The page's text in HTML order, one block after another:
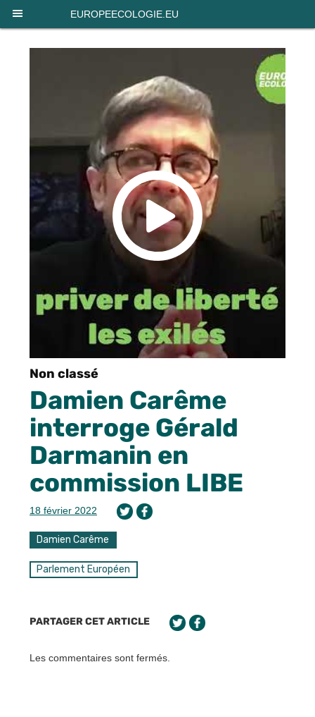
EUROPEECOLOGIE.EU
Non classé
Damien Carême
interroge Gérald
Darmanin en
commission LIBE
18 février 2022
Damien Carême
Parlement Européen
PARTAGER CET ARTICLE
Les commentaires sont fermés.